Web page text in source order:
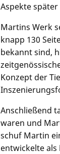
Aspekte
Martins Werk
knapp 130
bekannt sind,
Konzept der
Anschließend
waren und
schuf Martin
entwickelte